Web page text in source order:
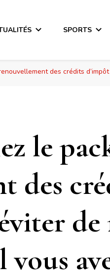
SPORTS
des crédits
le
des
vous